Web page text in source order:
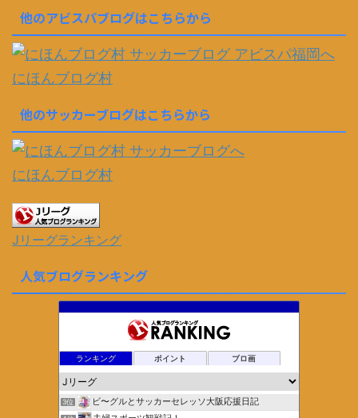
他のアビスパブログはこちらから
にほんブログ村
他のサッカーブログはこちらから
にほんブログ村
Jリーグランキング
人気ブログランキング
ランキング ポイント ブロ画
3位 ビ〜グルとサッカーセレッソ大阪応援日記